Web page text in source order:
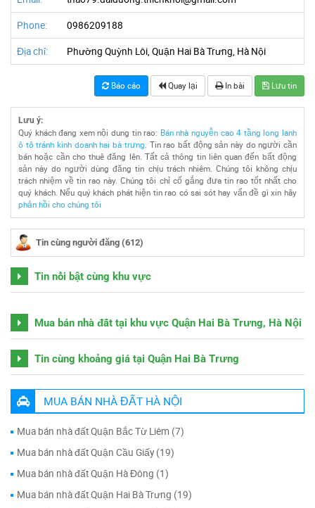
Phone: 0986209188
Địa chỉ: Phường Quỳnh Lôi, Quận Hai Bà Trưng, Hà Nội
Báo cáo Quay lại In bài Lưu tin
Lưu ý:
Quý khách đang xem nội dung tin rao: Bán nhà nguyễn cao 4 tầng long lanh
ô tô tránh kinh doanh hai bà trưng . Tin rao bất động sản này do người cần
bán hoặc cần cho thuê đăng lên. Tất cả thông tin liên quan đến bất động
sản này do người dùng đăng tin chịu trách nhiêm. Chúng tôi không chịu
trách nhiệm về tin rao này. Chúng tôi chỉ cố gắng đưa tin rao tốt nhất cho
quý khách. Nếu quý khách phát hiện tin rao có sai sót hay vấn đề gì xin hãy
phản hồi cho chúng tôi
Tin cùng người đăng (612)
Tin nổi bật cùng khu vực
Mua bán nhà đất tại khu vực Quận Hai Bà Trưng, Hà Nội
Tin cùng khoảng giá tại Quận Hai Bà Trưng
MUA BÁN NHÀ ĐẤT HÀ NỘI
Mua bán nhà đất Quận Bắc Từ Liêm (7)
Mua bán nhà đất Quận Cầu Giấy (19)
Mua bán nhà đất Quận Hà Đông (1)
Mua bán nhà đất Quận Hai Bà Trưng (19)